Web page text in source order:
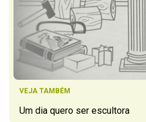
VEJA TAMBÉM
Um dia quero ser escultora